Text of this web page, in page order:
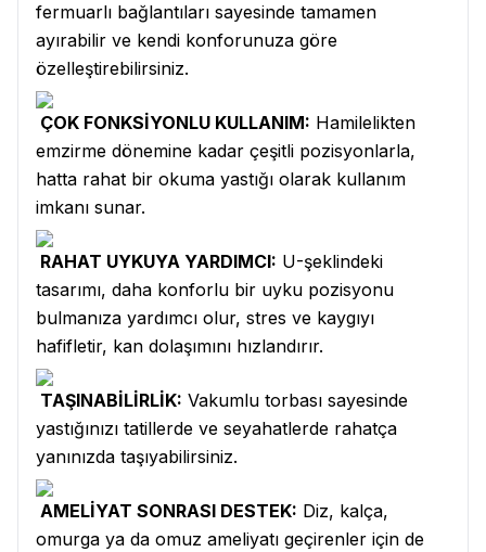
fermuarlı bağlantıları sayesinde tamamen
ayırabilir ve kendi konforunuza göre
özelleştirebilirsiniz.
ÇOK FONKSİYONLU KULLANIM: Hamilelikten
emzirme dönemine kadar çeşitli pozisyonlarla,
hatta rahat bir okuma yastığı olarak kullanım
imkanı sunar.
RAHAT UYKUYA YARDIMCI: U-şeklindeki
tasarımı, daha konforlu bir uyku pozisyonu
bulmanıza yardımcı olur, stres ve kaygıyı
hafifletir, kan dolaşımını hızlandırır.
TAŞINABİLİRLİK: Vakumlu torbası sayesinde
yastığınızı tatillerde ve seyahatlerde rahatça
yanınızda taşıyabilirsiniz.
AMELİYAT SONRASI DESTEK: Diz, kalça,
omurga ya da omuz ameliyatı geçirenler için de